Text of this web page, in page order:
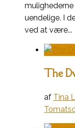
uendelige. I
ved at være...
The
af Tina